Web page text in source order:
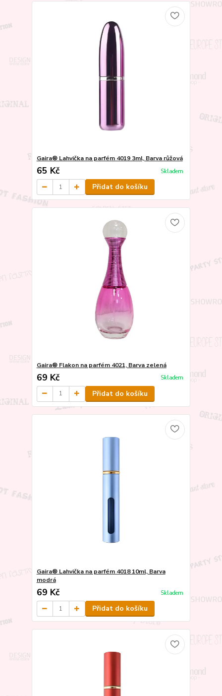
Gaira® Lahvička na parfém 4019 3ml, Barva růžová
65 Kč Skladem
Přidat do košíku
Gaira® Flakon na parfém 4021, Barva zelená
69 Kč Skladem
Přidat do košíku
Gaira® Lahvička na parfém 4018 10ml, Barva
modrá
69 Kč Skladem
Přidat do košíku